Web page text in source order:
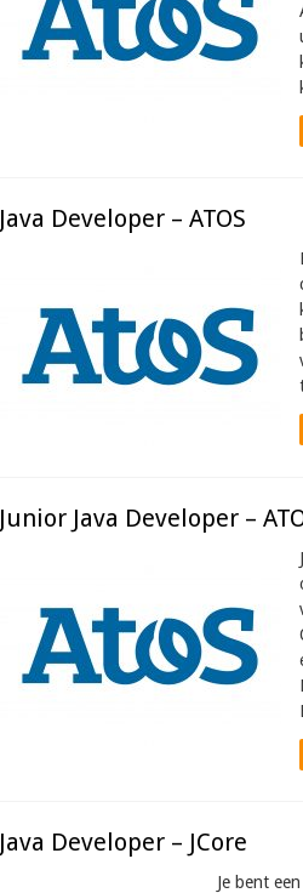
Java Developer – ATOS
Junior Java Developer –
Java Developer – JCore
Je bent